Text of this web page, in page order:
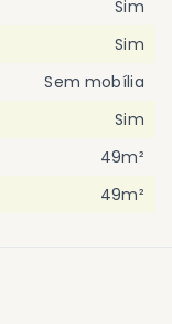
Sim
Sim
Sem mobília
Sim
49m²
49m²